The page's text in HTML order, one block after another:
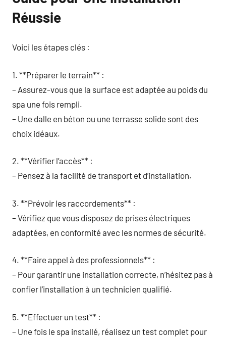
Réussie
Voici les étapes clés :
1. **Préparer le terrain** :
– Assurez-vous que la surface est adaptée au poids du
spa une fois rempli.
– Une dalle en béton ou une terrasse solide sont des
choix idéaux.
2. **Vérifier l’accès** :
– Pensez à la facilité de transport et d’installation.
3. **Prévoir les raccordements** :
– Vérifiez que vous disposez de prises électriques
adaptées, en conformité avec les normes de sécurité.
4. **Faire appel à des professionnels** :
– Pour garantir une installation correcte, n’hésitez pas à
confier l’installation à un technicien qualifié.
5. **Effectuer un test** :
– Une fois le spa installé, réalisez un test complet pour